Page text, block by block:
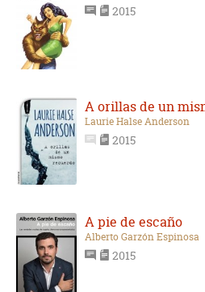
2015
A orillas de un
Laurie Halse Anderson
2015
A pie de escaño
Alberto Garzón Espinosa
2015